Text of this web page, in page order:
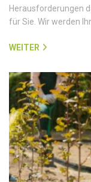
Herausforderungen
für Sie. Wir werden
WEITER